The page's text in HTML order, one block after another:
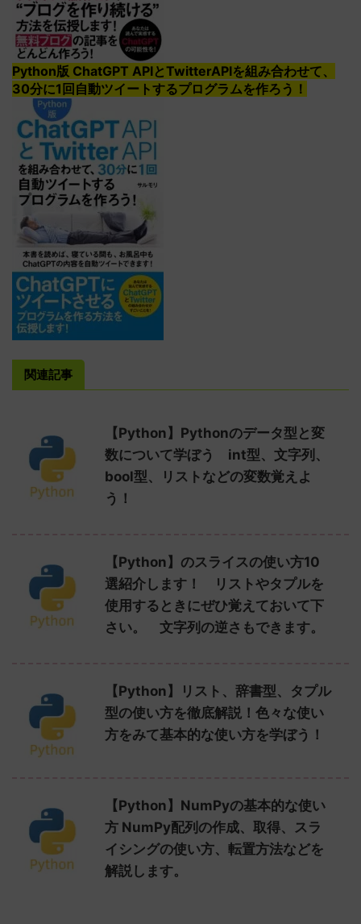
Python版 ChatGPT APIとTwitterAPIを組み合わせて、
30分に1回自動ツイートするプログラムを作ろう！
関連記事
【Python】Pythonのデータ型と変
数について学ぼう int型、文字列、
bool型、リストなどの変数覚えよ
う！
【Python】のスライスの使い方10
選紹介します！ リストやタプルを
使用するときにぜひ覚えておいて下
さい。 文字列の逆さもできます。
【Python】リスト、辞書型、タプル
型の使い方を徹底解説！色々な使い
方をみて基本的な使い方を学ぼう！
【Python】NumPyの基本的な使い
方 NumPy配列の作成、取得、スラ
イシングの使い方、転置方法などを
解説します。